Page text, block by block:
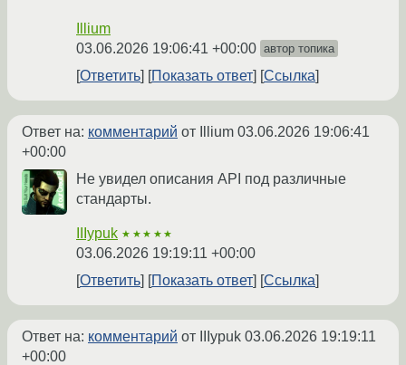
Illium
03.06.2026 19:06:41 +00:00 автор топика
Ответить Показать ответ Ссылка
Ответ на: комментарий от Illium 03.06.2026 19:06:41
+00:00
Не увидел описания API под различные
стандарты.
IIIypuk ★★★★★
03.06.2026 19:19:11 +00:00
Ответить
Показать ответ Ссылка
Ответ на: комментарий от IIIypuk 03.06.2026 19:19:11
+00:00